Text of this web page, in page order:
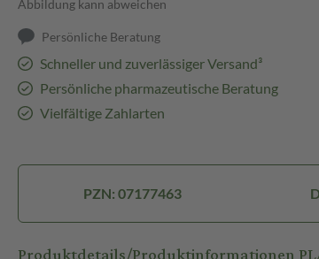
Abbildung kann abweichen
Persönliche Beratung
Schneller und zuverlässiger Versand³
Persönliche pharmazeutische Beratung
Vielfältige Zahlarten
PZN: 07177463